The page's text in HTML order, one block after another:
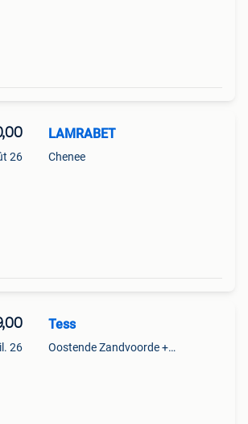
26
LAMRABET
Chenee
26
Tess
Oostende Zandvoorde +Oostende